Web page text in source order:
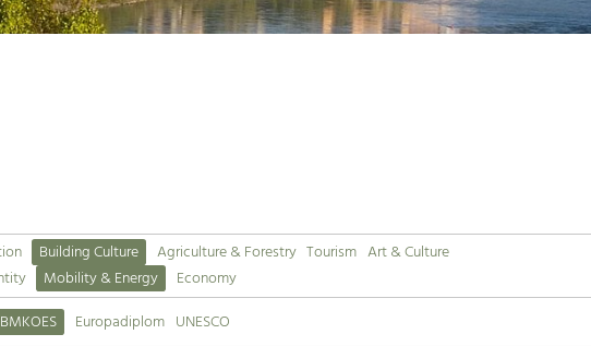
Building Culture Agriculture & Forestry Tourism Art & Culture
Mobility & Energy
Economy
BMKOES Europadiplom UNESCO